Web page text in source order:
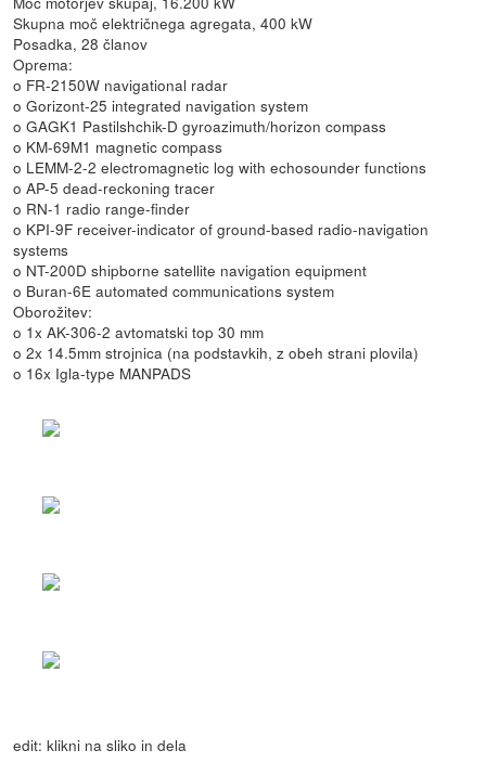
Skupna moč električnega agregata, 400 kW
Posadka, 28 članov
Oprema:
o FR-2150W navigational radar
o Gorizont-25 integrated navigation system
o GAGK1 Pastilshchik-D gyroazimuth/horizon compass
o KM-69M1 magnetic compass
o LEMM-2-2 electromagnetic log with echosounder functions
o AP-5 dead-reckoning tracer
o RN-1 radio range-finder
o KPI-9F receiver-indicator of ground-based radio-navigation
systems
o NT-200D shipborne satellite navigation equipment
o Buran-6E automated communications system
Oborožitev:
o 1x AK-306-2 avtomatski top 30 mm
o 2x 14.5mm strojnica (na podstavkih, z obeh strani plovila)
o 16x Igla-type MANPADS
edit: klikni na sliko in dela